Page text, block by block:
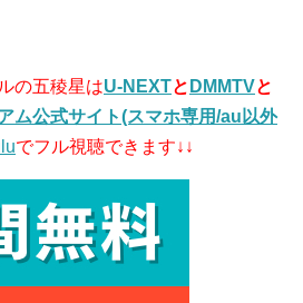
の五稜星はU-NEXTと DMMTVと
ム公式サイト(スマホ専用/au以外
でフル視聴できます↓↓